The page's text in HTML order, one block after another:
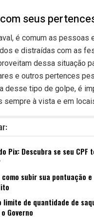
seus
é comum as pessoas
e distraídas com as
dessa situação
e outros pertences
desse tipo de golpe, é
sempre à vista e em
Pix: Descubra se seu CPF
como subir sua pontuação
de quantidade de
Governo